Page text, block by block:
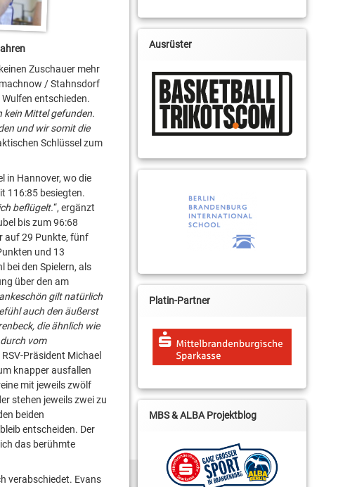
Zuschauer mehr
/ Stahnsdorf
entschieden.
kein Mittel gefunden.
und wir somit die
Schlüssel zum
in Hannover, wo die
116:85 besiegten.
beflügelt.“, ergänzt
bis zum 96:68
auf 29 Punkte, fünf
und 13
bei den Spielern, als
über den am
gilt natürlich
auch den äußerst
die ähnlich wie
vom
RSV-Präsident Michael
knapper ausfallen
mit jeweils zwölf
stehen jeweils zwei zu
beiden
entscheiden. Der
das berühmte
verabschiedet. Evans
Ausrüster
Platin-Partner
MBS & ALBA Projektblog